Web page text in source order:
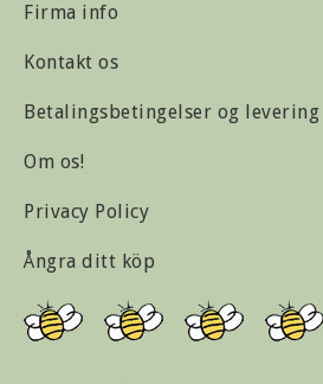
Firma info
Kontakt os
Betalingsbetingelser og levering
Om os!
Privacy Policy
Ångra ditt köp